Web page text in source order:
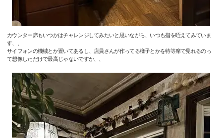
カウンター席もいつかはチャレンジしてみたいと思いながら、いつも指を咥えてみていま
す、、
サイフォンの機械とか置いてあるし、店員さんが作ってる様子とかを特等席で見れるのっ
て想像しただけで最高じゃないですか、、